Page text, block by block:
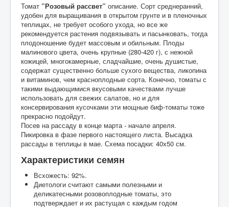
Томат ”Розовый рассвет” описание. Сорт среднеранний,
удобен для выращивания в открытом грунте и в пленочных
теплицах, не требует особого ухода, но все же
рекомендуется растения подвязывать и пасынковать, тогда
плодоношение будет массовым и обильным. Плоды
малинового цвета, очень крупные (280-420 г), с нежной
кожицей, многокамерные, сладчайшие, очень душистые,
содержат существенно больше сухого вещества, ликопина
и витаминов, чем красноплодные сорта. Конечно, томаты с
такими выдающимися вкусовыми качествами лучше
использовать для свежих салатов, но и для
консервирования кусочками эти мощные биф-томаты тоже
прекрасно подойдут.
Посев на рассаду в конце марта - начале апреля.
Пикировка в фазе первого настоящего листа. Высадка
рассады в теплицы в мае. Схема посадки: 40х50 см.
Характеристики семян
Всхожесть: 92%.
Диетологи считают самыми полезными и
деликатесными розовоплодные томаты, это
подтверждает и их растущая с каждым годом